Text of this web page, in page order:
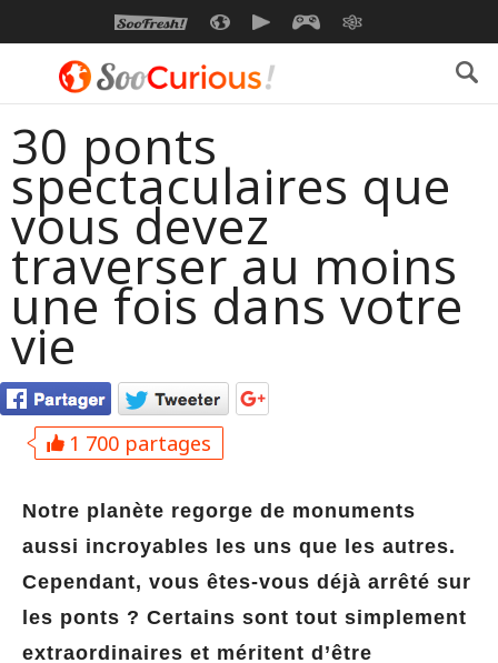
SOOFRESHSOOCURIOUSSOOMOTIONSOOGEEK
30 ponts
spectaculaires que
vous devez
traverser au moins
une fois dans votre
vie
1 700 partages
Notre planète regorge de monuments
aussi incroyables les uns que les autres.
Cependant, vous êtes-vous déjà arrêté sur
les ponts ? Certains sont tout simplement
extraordinaires et méritent d’être